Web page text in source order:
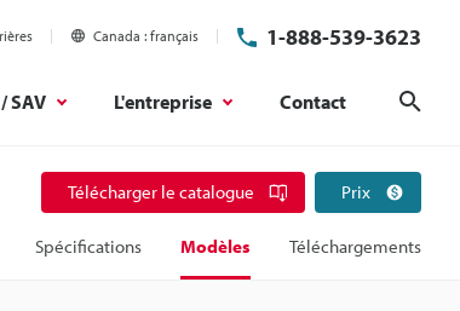
Canada français 1-888-539-3623
SAV L'entreprise Contact
Télécharger le catalogue Prix
Spécifications Modèles Téléchargements